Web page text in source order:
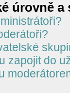
úrovně a
zapojit do